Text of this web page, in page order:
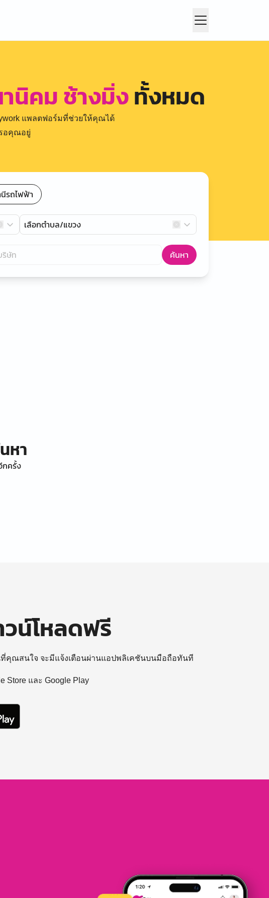
นิคม ช้างมิ่งทั้งหมด
แพลตฟอร์มที่ช่วยให้คุณได้
อคุณอยู่
รถไฟฟ้า
เลือกตำบล/แขวง
ค้นหา
หา
กครั้ง
น์โหลดฟรี
ที่คุณสนใจ จะมีแจ้งเตือนผ่านแอปพลิเคชันบนมือถือทันที
Store และ Google Play